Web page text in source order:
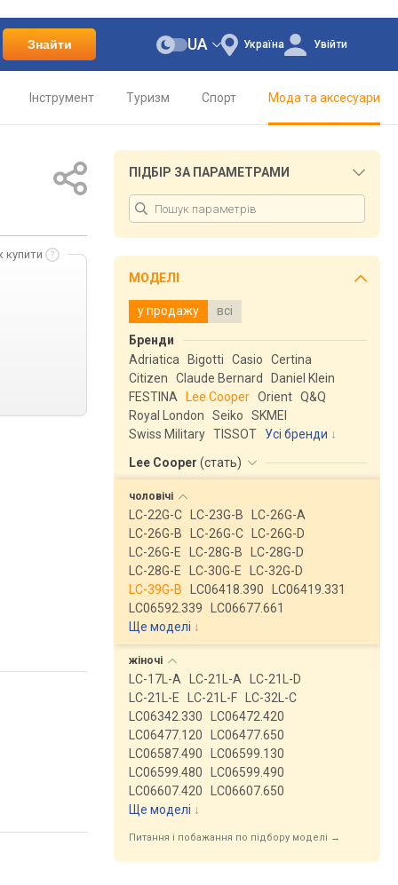
Знайти Україна
UA Увійти
Інструмент Туризм Спорт Мода та аксесуари
купити
ПІДБІР ЗА ПАРАМЕТРАМИ
МОДЕЛІ
у продажу всі
Бренди
Adriatica
Bigotti Casio
Certina
Citizen
Claude Bernard
Daniel Klein
FESTINA
Lee Cooper Orient Q&Q
Royal London
Seiko
SKMEI
Swiss Military TISSOT
Усі бренди
Lee Cooper (стать)
чоловічі
LC-22G-C LC-23G-B
LC-26G-A
LC-26G-B
LC-26G-C
LC-26G-D
LC-26G-E
LC-28G-B
LC-28G-D
LC-28G-E
LC-30G-E
LC-32G-D
LC-39G-B
LC06418.390
LC06419.331
LC06592.339
LC06677.661
Ще моделі ↓
жіночі
LC-17L-A LC-21L-A
LC-21L-D
LC-21L-E
LC-21L-F
LC-32L-C
LC06342.330
LC06472.420
LC06477.120
LC06477.650
LC06587.490
LC06599.130
LC06599.480
LC06599.490
LC06607.420
LC06607.650
Ще моделі ↓
Питання і побажання по підбору моделі →